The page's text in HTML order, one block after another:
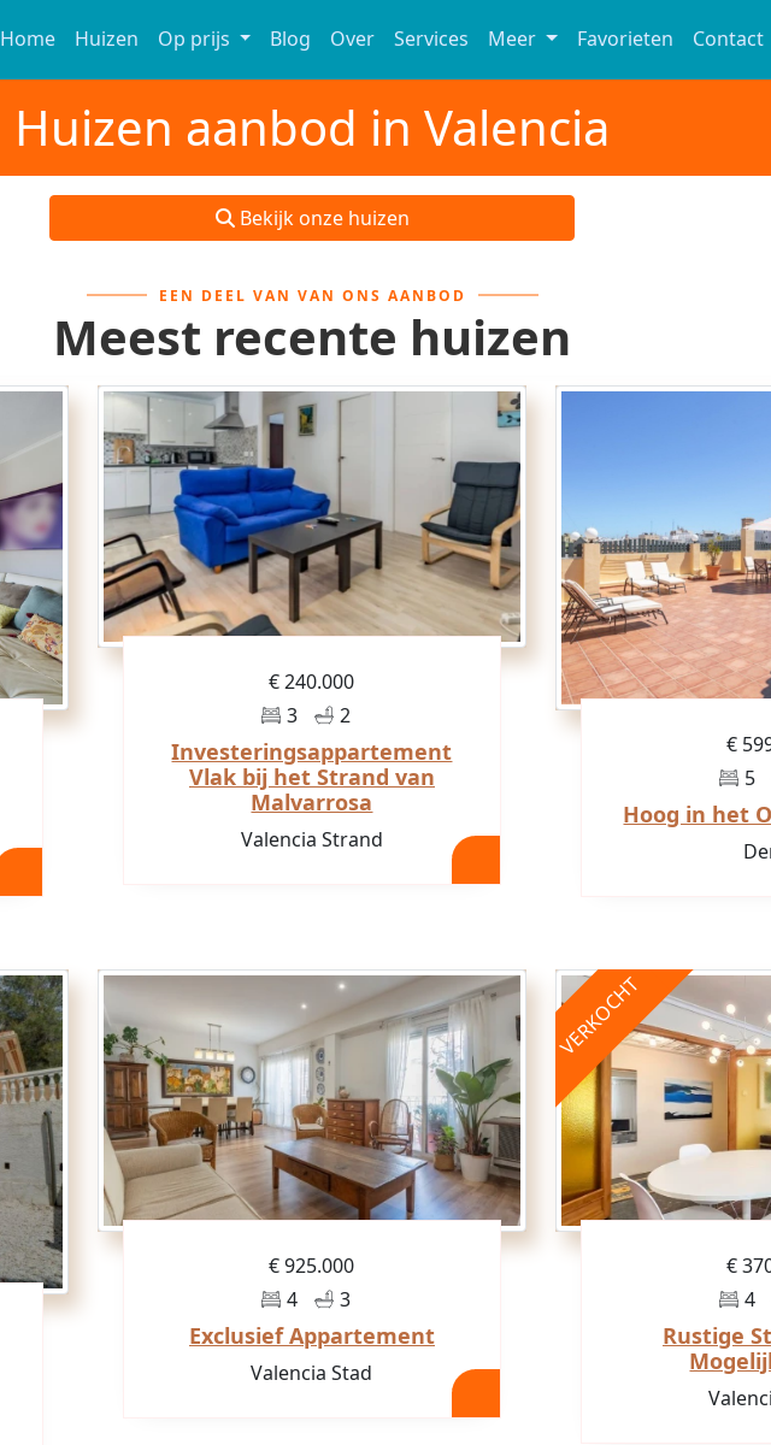
Home Huizen Op prijs Blog Over Services Meer Favorieten Contact
Huizen aanbod in Valencia
Bekijk onze huizen
EEN DEEL VAN VAN ONS AANBOD
Meest recente huizen
€ 240.000
3
2
Investeringsappartement
Vlak bij het Strand van
Malvarrosa
Valencia Strand
€
5
Hoog in het
€ 925.000
4
3
Exclusief Appartement
Valencia Stad
VERKOCHT
€
4
Rustige